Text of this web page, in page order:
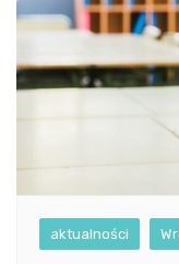
aktualności